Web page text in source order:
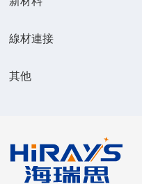
線材連接
其他